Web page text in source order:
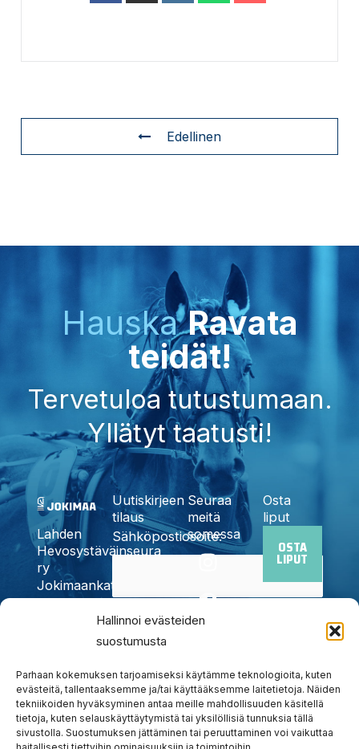
Hallinnoi evästeiden
suostumusta
Parhaan kokemuksen tarjoamiseksi käytämme teknologioita, kuten
evästeitä, tallentaaksemme ja/tai käyttääksemme laitetietoja. Näiden
tekniikoiden hyväksyminen antaa meille mahdollisuuden käsitellä
tietoja, kuten selauskäyttäytymistä tai yksilöllisiä tunnuksia tällä
sivustolla. Suostumuksen jättäminen tai peruuttaminen voi vaikuttaa
Edellinen
HauskaRavata
teidät!
Tervetuloa tutustumaan.
Yllätyt taatusti!
Lahden
Hevosystäväinseura
ry
Jokimaankatu
6, 15700
6440
info@jokimaanravit.fi
Toimisto
avoinna
arkisin
Uutiskirjeen
tilaus
Sähköpostiosoite:
Kyllä,
tilaan
Seuraa
meitä
somessa
I
s
r
a
m
F
c
o
k
X
t
t
e
r
Y
u
e
T
k
Osta
liput
OSTA
LIPUT